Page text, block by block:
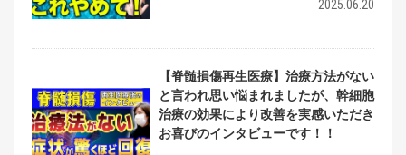
2025.06.20
【脊髄損傷再生医療】治療方法がない
と言われ思い悩まれましたが、幹細胞
治療の効果により改善を実感いただき
お喜びのインタビューです！！